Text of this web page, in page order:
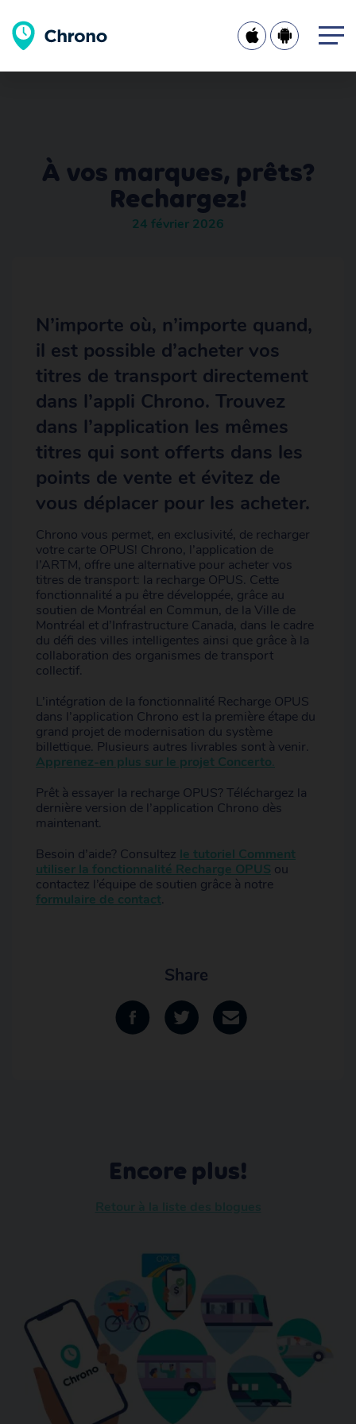
À vos marques, prêts?
Rechargez!
24 février 2026
N’importe où, n’importe quand,
il est possible d’acheter vos
titres de transport directement
dans l’appli Chrono. Trouvez
dans l’application les mêmes
titres qui sont offerts dans les
points de vente et évitez de
vous déplacer pour les acheter.
Chrono vous permet, en exclusivité, de recharger
votre carte OPUS! Chrono, l’application de
l’ARTM, offre une alternative pour acheter vos
titres de transport: la recharge OPUS. Cette
fonctionnalité a pu être développée, grâce au
soutien de Montréal en Commun, de la Ville de
Montréal et d’Infrastructure Canada, dans le cadre
du défi des villes intelligentes ainsi que grâce à la
collaboration des organismes de transport
collectif.
L’intégration de la fonctionnalité Recharge OPUS
dans l’application Chrono est la première étape du
grand projet de modernisation du système
billettique. Plusieurs autres livrables sont à venir.
Apprenez-en plus sur le projet Concerto.
Prêt à essayer la recharge OPUS? Téléchargez la
dernière version de l’application Chrono dès
maintenant.
Besoin d’aide? Consultez le tutoriel Comment
utiliser la fonctionnalité Recharge OPUS ou
contactez l’équipe de soutien grâce à notre
formulaire de contact.
Share
Encore plus!